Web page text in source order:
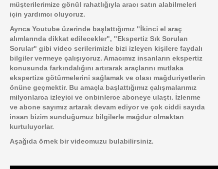
müşterilerimize gönül rahatlığıyla aracı satın alabilmeleri
için yardımcı oluyoruz.
Ayrıca Youtube üzerinde başlattığımız "İkinci el araç
alımlarında dikkat edilecekler", "Ekspertiz Sık Sorulan
Sorular" gibi video serilerimizle bizi izleyen kişilere faydalı
bilgiler vermeye çalışıyoruz. Amacımız insanların ekspertiz
konusunda farkındalığını artırarak araçlarını mutlaka
ekspertize götürmelerini sağlamak ve olası mağduriyetlerin
önüne geçmektir. Bu amaçla başlattığımız çalışmalarımız
milyonlarca izleyici ve onbinlerce aboneye ulaştı. İzlenme
ve abone sayımız artarak devam ediyor ve çok ciddi sayıda
insan bizim sunduğumuz bilgilerle mağdur olmaktan
kurtuluyorlar.
Aşağıda örnek bir videomuzu bulabilirsiniz.